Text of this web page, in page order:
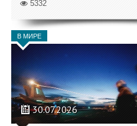
5332
В МИРЕ
30.07.2026